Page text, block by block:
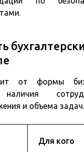
от формы
наличия
и объема задач.
Для кого